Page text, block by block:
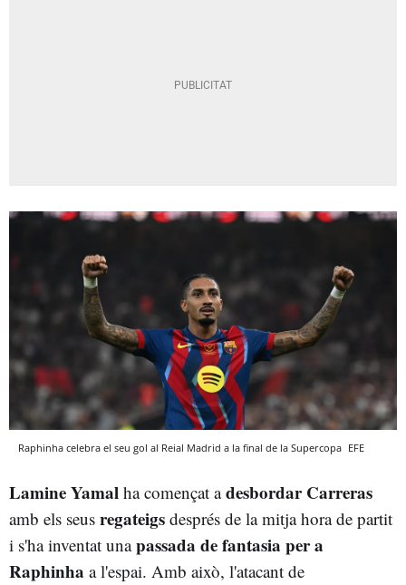
Raphinha celebra el seu gol al Reial Madrid a la final de la Supercopa EFE
Lamine Yamal ha començat adesbordar Carreras
amb els seus regateigs després de la mitja hora de partit
i s'ha inventat unapassada de fantasia per a
Raphinha a l'espai. Amb això, l'atacant de